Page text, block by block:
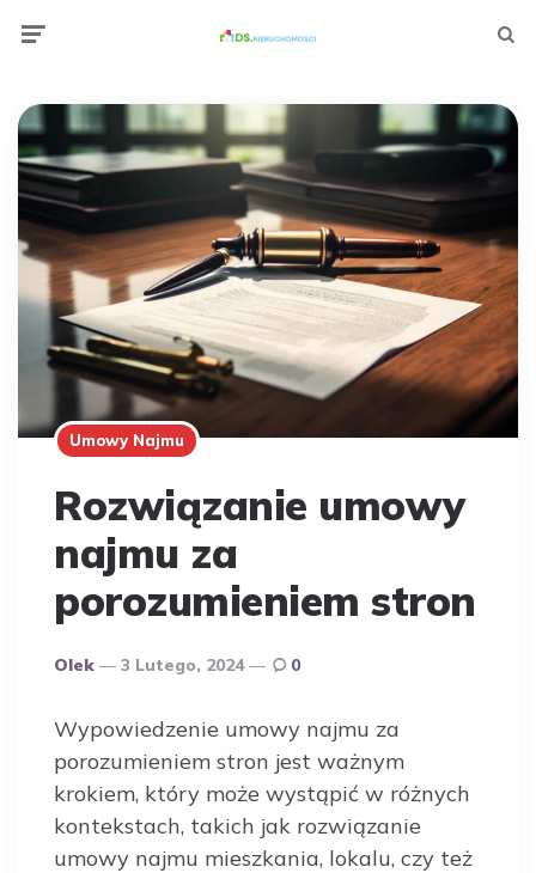
Umowy Najmu
Rozwiązanie umowy
najmu za
porozumieniem stron
Opublikowany
Olek 3 Lutego, 2024 0
Wypowiedzenie umowy najmu za
porozumieniem stron jest ważnym
krokiem, który może wystąpić w różnych
kontekstach, takich jak rozwiązanie
umowy najmu mieszkania, lokalu, czy też